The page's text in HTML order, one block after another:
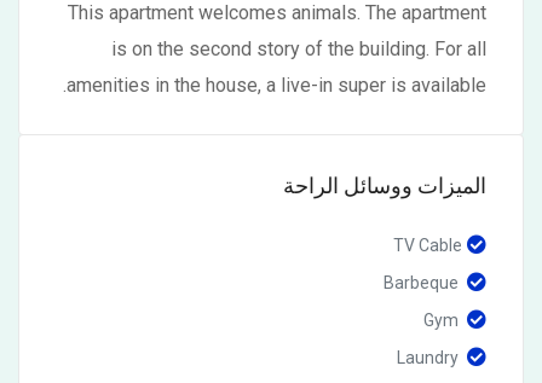
This apartment welcomes animals. The apartment
is on the second story of the building. For all
amenities in the house, a live-in super is available.
الميزات ووسائل الراحة
TV Cable